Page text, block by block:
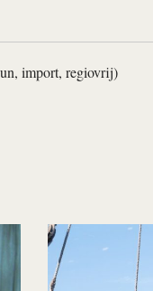
import, regiovrij)